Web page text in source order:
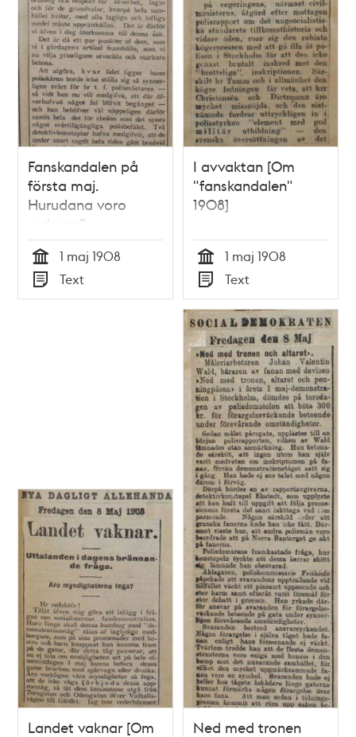
Fanskandalen på
första maj.
Hurudana voro
orderna? -
pressklipp 1908
Tid
1 maj 1908
Typ
Text
I avvaktan [Om
"fanskandalen"
1908]
Tid
1 maj 1908
Typ
Text
Landet vaknar [Om Ned med tronen